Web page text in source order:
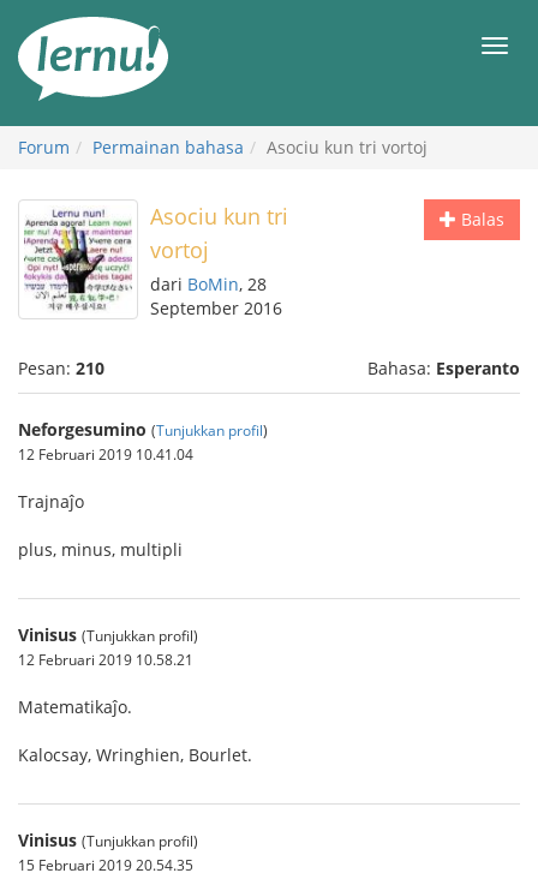
daftar
Forum Permainan bahasa Asociu kun tri vortoj
Balas
Asociu kun tri
vortoj
dari BoMin, 28
September 2016
Pesan: 210 Bahasa: Esperanto
Neforgesumino (Tunjukkan profil)
12 Februari 2019 10.41.04
Trajnaĵo
plus, minus, multipli
Vinisus (Tunjukkan profil)
12 Februari 2019 10.58.21
Matematikaĵo.
Kalocsay, Wringhien, Bourlet.
Vinisus (Tunjukkan profil)
15 Februari 2019 20.54.35